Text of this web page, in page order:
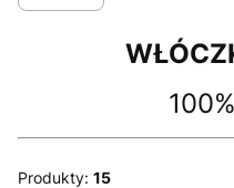
Produkty: 15